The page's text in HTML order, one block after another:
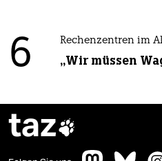
6 Rechenzentren im
„Wir müssen
taz